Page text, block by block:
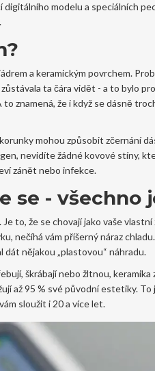
modelu a speciálních
a keramickým povrchem.
ta čára vidět - a to bylo
znamená, že i když se dásně
mohou způsobit zčernání
nevidíte žádné kovové stíny,
zánět nebo infekce.
se - všechno
to, že se chovají jako vaše
nečíhá vám příšerný náraz
nějakou „plastovou“ náhradu.
škrábají nebo žltnou, keramika
až 95 % své původní estetiky.
sloužit i 20 a více let.